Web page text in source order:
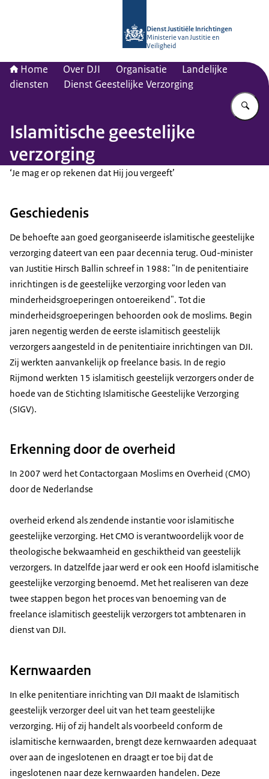
Dienst Justitiële Inrichtingen
Ministerie van Justitie en
Veiligheid
Home Over DJI Organisatie
Landelijke
diensten
Dienst Geestelijke Verzorging
Islamitische geestelijke
verzorging
‘Je mag er op rekenen dat Hij jou vergeeft’
Geschiedenis
De behoefte aan goed georganiseerde islamitische geestelijke
verzorging dateert van een paar decennia terug. Oud-minister
van Justitie Hirsch Ballin schreef in 1988: "In de penitentiaire
inrichtingen is de geestelijke verzorging voor leden van
minderheidsgroeperingen ontoereikend". Tot die
minderheidsgroeperingen behoorden ook de moslims. Begin
jaren negentig werden de eerste islamitisch geestelijk
verzorgers aangesteld in de penitentiaire inrichtingen van DJI.
Zij werkten aanvankelijk op freelance basis. In de regio
Rijmond werkten 15 islamitisch geestelijk verzorgers onder de
hoede van de Stichting Islamitische Geestelijke Verzorging
(SIGV).
Erkenning door de overheid
In 2007 werd het Contactorgaan Moslims en Overheid (CMO)
door de Nederlandse
overheid erkend als zendende instantie voor islamitische
geestelijke verzorging. Het CMO is verantwoordelijk voor de
theologische bekwaamheid en geschiktheid van geestelijk
verzorgers. In datzelfde jaar werd er ook een Hoofd islamitische
geestelijke verzorging benoemd. Met het realiseren van deze
twee stappen begon het proces van benoeming van de
freelance islamitisch geestelijk verzorgers tot ambtenaren in
dienst van DJI.
Kernwaarden
In elke penitentiare inrichting van DJI maakt de Islamitisch
geestelijk verzorger deel uit van het team geestelijke
verzorging. Hij of zij handelt als voorbeeld conform de
islamitische kernwaarden, brengt deze kernwaarden adequaat
over aan de ingeslotenen en draagt er toe bij dat de
ingeslotenen naar deze kernwaarden handelen. Deze